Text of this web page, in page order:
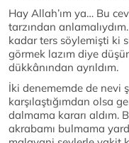
Hay Allah’ım ya… Bu
tarzından
kadar ters söylemişti ki
görmek lazım diye
dükkânından ayrıldım.
İki denememde de nevi
karşılaştığımdan olsa
dalmama kararı aldım.
akrabamı bulmama